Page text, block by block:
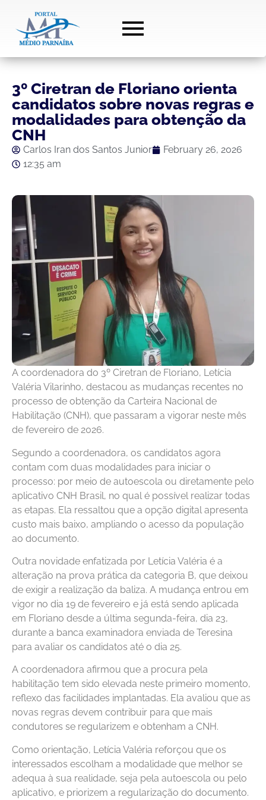
3º Ciretran de Floriano orienta
candidatos sobre novas regras e
modalidades para obtenção da
CNH
Carlos Iran dos Santos Junior
February 26, 2026
12:35 am
A coordenadora do 3º Ciretran de Floriano, Letícia
Valéria Vilarinho, destacou as mudanças recentes no
processo de obtenção da Carteira Nacional de
Habilitação (CNH), que passaram a vigorar neste mês
de fevereiro de 2026.
Segundo a coordenadora, os candidatos agora
contam com duas modalidades para iniciar o
processo: por meio de autoescola ou diretamente pelo
aplicativo CNH Brasil, no qual é possível realizar todas
as etapas. Ela ressaltou que a opção digital apresenta
custo mais baixo, ampliando o acesso da população
ao documento.
Outra novidade enfatizada por Letícia Valéria é a
alteração na prova prática da categoria B, que deixou
de exigir a realização da baliza. A mudança entrou em
vigor no dia 19 de fevereiro e já está sendo aplicada
em Floriano desde a última segunda-feira, dia 23,
durante a banca examinadora enviada de Teresina
para avaliar os candidatos até o dia 25.
A coordenadora afirmou que a procura pela
habilitação tem sido elevada neste primeiro momento,
reflexo das facilidades implantadas. Ela avaliou que as
novas regras devem contribuir para que mais
condutores se regularizem e obtenham a CNH.
Como orientação, Letícia Valéria reforçou que os
interessados escolham a modalidade que melhor se
adequa à sua realidade, seja pela autoescola ou pelo
aplicativo, e priorizem a regularização do documento.